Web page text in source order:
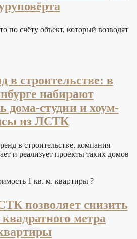
по счёту объект, который возводят
в строительстве: в
набирают
дома-студии и хоум-
из ЛСТК
в строительстве, компания
и реализует проекты таких домов
позволяет снизить
метра